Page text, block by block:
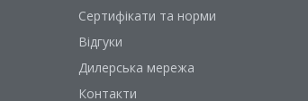
Сертифікати та норми
Відгуки
Дилерська мережа
Контакти